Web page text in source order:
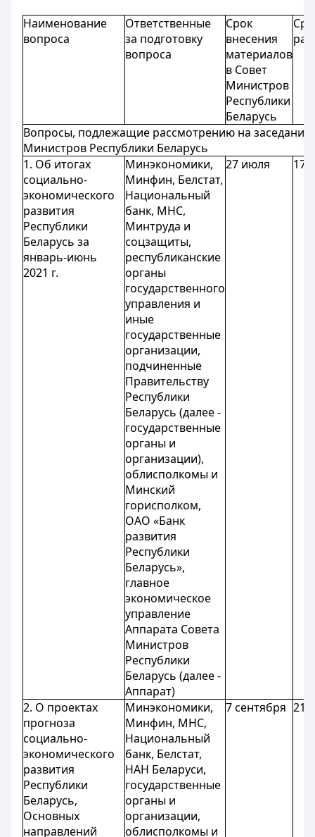
Наименование
вопроса
Ответственные
за подготовку
вопроса
Срок
внесения
материалов
в Совет
Министров
Республики
Беларусь
Вопросы, подлежащие рассмотрению на
Министров Республики Беларусь
1. Об итогах
социально-
экономического
развития
Республики
Беларусь за
январь-июнь
2021 г.
Минэкономики,
Минфин, Белстат,
Национальный
банк, МНС,
Минтруда и
соцзащиты,
республиканские
органы
государственного
управления и
иные
государственные
организации,
подчиненные
Правительству
Республики
Беларусь (далее -
государственные
органы и
организации),
облисполкомы и
Минский
горисполком,
ОАО «Банк
развития
Республики
Беларусь»,
главное
экономическое
управление
Аппарата Совета
Министров
Республики
Беларусь (далее -
Аппарат)
27 июля 17
2. О проектах
прогноза
социально-
экономического
развития
Республики
Беларусь,
Основных
направлений
Минэкономики,
Минфин, МНС,
Национальный
банк, Белстат,
НАН Беларуси,
государственные
органы и
организации,
облисполкомы и
7 сентября 21